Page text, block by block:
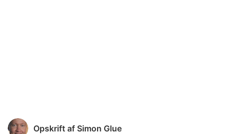
Opskrift af Simon Glue